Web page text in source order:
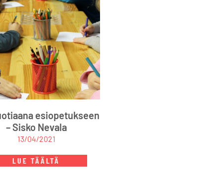
esiopetukseen
– Sisko Nevala
13/04/2021
LUE TÄÄLTÄ